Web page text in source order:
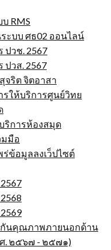
RMS
ะบบ ศธ02 ออนไลน์
ปวช. 2567
ปวส. 2567
จริต จิตอาสา
ให้บริการศูนย์วิทย
ริการห้องสมุด
มมือ
ข้อมูลลงเว็ปไซต์
กันคุณภาพภายนอกด้าน
. ๒๕๖๗ - ๒๕๗๑)